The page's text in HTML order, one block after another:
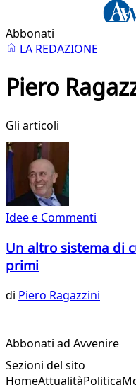
Abbonati
LA REDAZIONE
Piero
Gli articoli
Idee e Commenti
Un altro sistema di
primi
di Piero Ragazzini
Abbonati ad Avvenire
Sezioni del sito
HomeAttualitàPolitica